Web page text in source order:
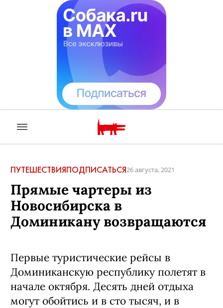
ПУТЕШЕСТВИЯПОДПИСАТЬСЯ26 августа, 2021
Прямые чартеры из
Новосибирска в
Доминикану возвращаются
Первые туристические рейсы в
Доминиканскую республику полетят в
начале октября. Десять дней отдыха
могут обойтись и в сто тысяч, и в